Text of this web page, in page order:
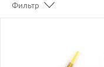
Фильтр